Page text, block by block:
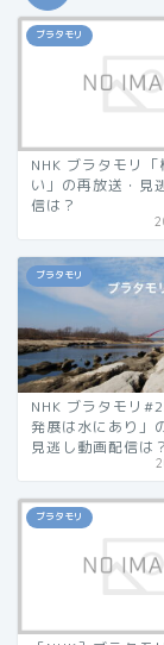
ブラタモリ
NHK ブラタモリ
い」の再放送・見
信は？
ブラタモリ
NHK ブラタモリ
発展は水にあり」
見逃し動画配信は？
ブラタモリ